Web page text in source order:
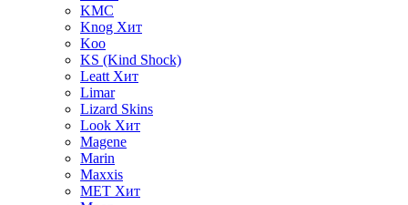
KMC
Knog Хит
Koo
KS (Kind Shock)
Leatt Хит
Limar
Lizard Skins
Look Хит
Magene
Marin
Maxxis
MET Хит